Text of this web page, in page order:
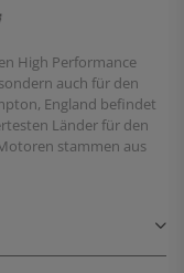
High Performance
auch für den
England befindet
Länder für den
stammen aus